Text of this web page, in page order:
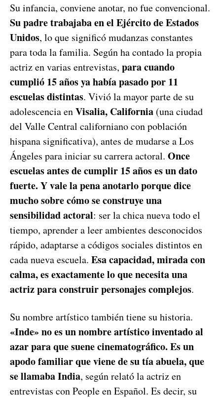
Su infancia, conviene anotar, no fue convencional.
Su padre trabajaba en el Ejército de Estados
Unidos, lo que significó mudanzas constantes
para toda la familia. Según ha contado la propia
actriz en varias entrevistas, para cuando
cumplió 15 años ya había pasado por 11
escuelas distintas. Vivió la mayor parte de su
adolescencia enVisalia, California (una ciudad
del Valle Central californiano con población
hispana significativa), antes de mudarse a Los
Ángeles para iniciar su carrera actoral. Once
escuelas antes de cumplir 15 años es un dato
fuerte. Y vale la pena anotarlo porque dice
mucho sobre cómo se construye una
sensibilidad actoral: ser la chica nueva todo el
tiempo, aprender a leer ambientes desconocidos
rápido, adaptarse a códigos sociales distintos en
cada nueva escuela. Esa capacidad, mirada con
calma, es exactamente lo que necesita una
actriz para construir personajes complejos.
Su nombre artístico también tiene su historia.
«Inde» no es un nombre artístico inventado al
azar para que suene cinematográfico. Es un
apodo familiar que viene de su tía abuela, que
se llamaba India, según relató la actriz en
entrevistas con People en Español. Es decir, su